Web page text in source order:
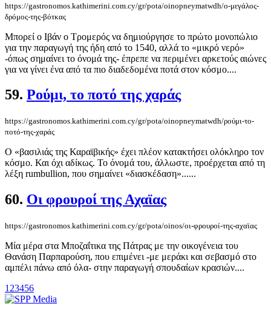
https://gastronomos.kathimerini.com.cy/gr/pota/oinopneymatwdh/ο-μεγάλος-
δρόμος-της-βότκας
Μπορεί ο Ιβάν ο Τρομερός να δημιούργησε το πρώτο μονοπώλιο
για την παραγωγή της ήδη από το 1540, αλλά το «μικρό νερό»
-όπως σημαίνει το όνομά της- έπρεπε να περιμένει αρκετούς αιώνες
για να γίνει ένα από τα πιο διαδεδομένα ποτά στον κόσμο....
59. Ρούμι, το ποτό της χαράς
https://gastronomos.kathimerini.com.cy/gr/pota/oinopneymatwdh/ρούμι-το-
ποτό-της-χαράς
Ο «βασιλιάς της Καραϊβικής» έχει πλέον κατακτήσει ολόκληρο τον
κόσμο. Και όχι αδίκως. Το όνομά του, άλλωστε, προέρχεται από τη
λέξη rumbullion, που σημαίνει «διασκέδαση»......
60. Οι φρουροί της Αχαϊας
https://gastronomos.kathimerini.com.cy/gr/pota/oinos/οι-φρουροί-της-αχαϊας
Μία μέρα στα Μποζαΐτικα της Πάτρας με την οικογένεια του
Θανάση Παρπαρούση, που επιμένει -με μεράκι και σεβασμό στο
αμπέλι πάνω από όλα- στην παραγωγή σπουδαίων κρασιών....
1 23456